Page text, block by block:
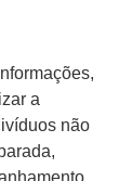
a
não